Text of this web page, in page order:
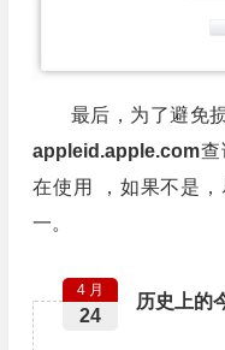
最后，为了避免
appleid.apple.com查
在使用 ，如果不是
一。
历史上的
4 月
24